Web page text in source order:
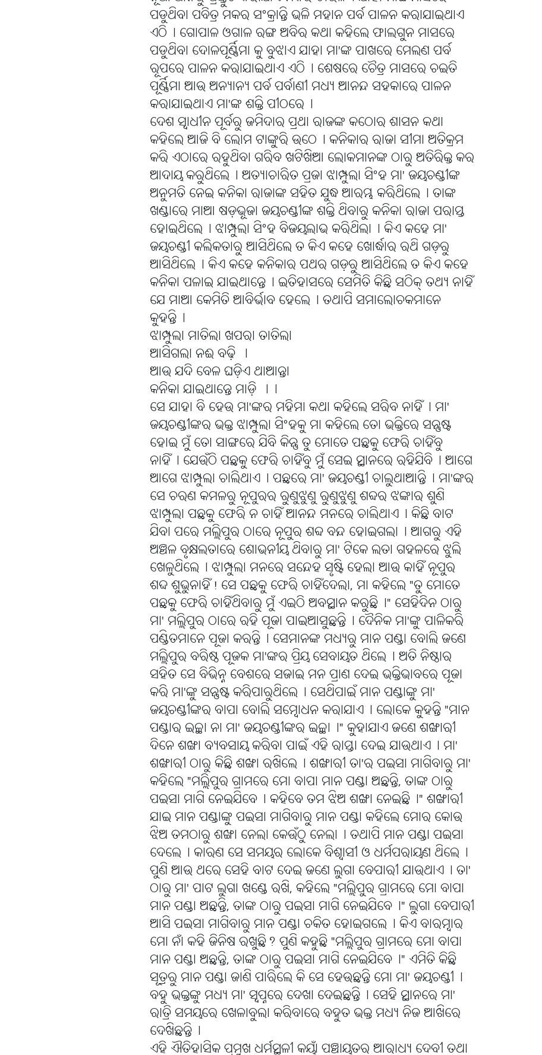
ପଡୁଥିବା ପବିତ୍ର ମକର ସଂକ୍ରାନ୍ତି ଭଳି ମହାନ ପର୍ବ ପାଳନ କରାଯାଇଥାଏ
ଏଠି୤ ଗୋପାଳ ଓଗାଳ ରଙ୍ଗ ଅବିର କଥା କହିଲେ ଫାଲଗୁନ ମାସରେ
ପଡୁଥିବା ଦୋଳପୂର୍ଣ୍ଣିମା କୁ ବୁଝାଏ ଯାହା ମା'ଙ୍କ ପାଖରେ ମେଲଣ ପର୍ବ
ରୂପରେ ପାଳନ କରାଯାଇଥାଏ ଏଠି୤ ଶେଷରେ ଚୈତ୍ର ମାସରେ ଚଇତି
ପୂର୍ଣ୍ଣିମା ଆଉ ଅନ୍ୟାନ୍ୟ ପର୍ବ ପର୍ବାଣୀ ମଧ୍ୟ ଆନନ୍ଦ ସହକାରେ ପାଳନ
କରାଯାଇଥାଏ ମା'ଙ୍କ ଶକ୍ତି ପୀଠରେ୤
ଦେଶ ସ୍ୱାଧୀନ ପୂର୍ବରୁ ଜମିଦାର ପ୍ରଥା ରାଜଙ୍କ କଠୋର ଶାସନ କଥା
କହିଲେ ଆଜି ବି ଲୋମ ଟାଙ୍କୁରି ଉଠେ୤ କନିକାର ରାଜା ସୀମା ଅତିକ୍ରମ
କରି ଏଠାରେ ରହୁଥିବା ଗରିବ ଖଟିଖିଆ ଲୋକମାନଙ୍କ ଠାରୁ ଅତିରିକ୍ତ କର
ଆଦାୟ କରୁଥିଲେ୤ ଅତ୍ୟାଚାରିତ ପ୍ରଜା ଝାମ୍ପୁଲା ସିଂହ ମା' ଜୟଚଣ୍ଡୀଙ୍କ
ଅନୁମତି ନେଇ କନିକା ରାଜାଙ୍କ ସହିତ ଯୁଦ୍ଧ ଆରମ୍ଭ କରିଥିଲେ୤ ତାଙ୍କ
ଖଣ୍ଡାରେ ମାଆ ଷଡ଼ଭୂଜା ଜୟଚଣ୍ଡୀଙ୍କ ଶକ୍ତି ଥିବାରୁ କନିକା ରାଜା ପରାସ୍ତ
ହୋଇଥିଲେ୤ ଝାମ୍ପୁଲା ସିଂହ ବିଜୟଲାଭ କରିଥିଲା୤ କିଏ କହେ ମା'
ଜୟଚଣ୍ଡୀ କଲିକତାରୁ ଆସିଥିଲେ ତ କିଏ କହେ ଖୋର୍ଦ୍ଧାର ରଥି ଗଡ଼ରୁ
ଆସିଥିଲେ୤ କିଏ କହେ କନିକାର ପଥର ଗଡ଼ରୁ ଆସିଥିଲେ ତ କିଏ କହେ
କନିକା ପଳାଇ ଯାଇଥାନ୍ତେ୤ ଇତିହାସରେ ସେମିତି କିଛି ସଠିକ୍ ତଥ୍ୟ ନାହିଁ
ଯେ ମାଆ କେମିତି ଆବିର୍ଭାବ ହେଲେ୤ ତଥାପି ସମାଲୋଚକମାନେ
କୁହନ୍ତି୤
ଝାମ୍ପୁଲା ମାତିଲା ଖପରା ତାତିଲା
ଆସିଗଲା ନଈ ବଢ଼ି ।
ଆଉ ଯଦି ବେଳ ଘଡ଼ିଏ ଥାଆନ୍ତା
କନିକା ଯାଇଥାନ୍ତେ ମାଡ଼ି ।।
ସେ ଯାହା ବି ହେଉ ମା'ଙ୍କର ମହିମା କଥା କହିଲେ ସରିବ ନାହିଁ୤ ମା'
ଜୟଚଣ୍ଡୀଙ୍କର ଭକ୍ତ ଝାମ୍ପୁଲା ସିଂହକୁ ମା କହିଲେ ତୋ ଭକ୍ତିରେ ସନ୍ତୁଷ୍ଟ
ହୋଇ ମୁଁ ତୋ ସାଙ୍ଗରେ ଯିବି କିନ୍ତୁ ତୁ ମୋତେ ପଛକୁ ଫେରି ଚାହିଁବୁ
ନାହିଁ୤ ଯେଉଁଠି ପଛକୁ ଫେରି ଚାହିଁବୁ ମୁଁ ସେଇ ସ୍ଥାନରେ ରହିଯିବି୤ ଆଗେ
ଆଗେ ଝାମ୍ପୁଲା ଚାଲିଥାଏ୤ ପଛରେ ମା' ଜୟଚଣ୍ଡୀ ଚାଲୁଥାଆନ୍ତି୤ ମା'ଙ୍କର
ସେ ଚରଣ କମଳରୁ ନୂପୁରର ରୁଣୁଝୁଣୁ ରୁଣୁଝୁଣୁ ଶବ୍ଦର ଝଙ୍କାର ଶୁଣି
ଝାମ୍ପୁଲା ପଛକୁ ଫେରି ନ ଚାହିଁ ଆନନ୍ଦ ମନରେ ଚାଲିଥାଏ୤ କିଛି ବାଟ
ଯିବା ପରେ ମଲ୍ଲିପୁର ଠାରେ ନୂପୁର ଶବ୍ଦ ବନ୍ଦ ହୋଇଗଲା୤ ଆଗରୁ ଏହି
ଅଞ୍ଚଳ ବୃକ୍ଷଲତାରେ ଶୋଭନୀୟ ଥିବାରୁ ମା' ଟିକେ ଲତା ଗହଳରେ ଝୁଲି
ଖେଳୁଥିଲେ୤ ଝାମ୍ପୁଲା ମନରେ ସନ୍ଦେହ ସୃଷ୍ଟି ହେଲା ଆଉ କାହିଁ ନୂପୁର
ଶଦ୍ଦ ଶୁଭୁନାହିଁ! ସେ ପଛକୁ ଫେରି ଚାହିଁଦେଲା, ମା କହିଲେ "ତୁ ମୋତେ
ପଛକୁ ଫେରି ଚାହିଁଥିବାରୁ ମୁଁ ଏଇଠି ଅବସ୍ଥାନ କରୁଛି୤" ସେହିଦିନ ଠାରୁ
ମା' ମଲ୍ଲିପୁର ଠାରେ ରହି ପୂଜା ପାଇଆସୁଛନ୍ତି୤ ଦୈନିକ ମା'ଙ୍କୁ ପାଳିକରି
ପଣ୍ଡିତମାନେ ପୂଜା କରନ୍ତି୤ ସେମାନଙ୍କ ମଧ୍ୟରୁ ମାନ ପଣ୍ଡା ବୋଲି ଜଣେ
ମଲ୍ଲିପୁର ବରିଷ୍ଠ ପୂଜକ ମା'ଙ୍କର ପ୍ରିୟ ସେବାୟତ ଥିଲେ୤ ଅତି ନିଷ୍ଠାର
ସହିତ ସେ ବିଭିନ୍ନ ବେଶରେ ସଜାଇ ମନ ପ୍ରାଣ ଦେଇ ଭକ୍ତିଭାବରେ ପୂଜା
କରି ମା'ଙ୍କୁ ସନ୍ତୁଷ୍ଟ କରିପାରୁଥିଲେ୤ ସେଥିପାଇଁ ମାନ ପଣ୍ଡାଙ୍କୁ ମା'
ଜୟଚଣ୍ଡୀଙ୍କର ବାପା ବୋଲି ସମ୍ବୋଧନ କରାଯାଏ୤ ଲୋକେ କୁହନ୍ତି "ମାନ
ପଣ୍ଡାର ଇଚ୍ଛା ନା ମା' ଜୟଚଣ୍ଡୀଙ୍କର ଇଚ୍ଛା୤" କୁହାଯାଏ ଜଣେ ଶଙ୍ଖାରୀ
ଦିନେ ଶଙ୍ଖା ବ୍ୟବସାୟ କରିବା ପାଇଁ ଏହି ରାସ୍ତା ଦେଇ ଯାଉଥାଏ୤ ମା'
ଶଙ୍ଖାରୀ ଠାରୁ କିଛି ଶଙ୍ଖା ରଖିଲେ୤ ଶଙ୍ଖାରୀ ତା'ର ପଇସା ମାଗିବାରୁ ମା'
କହିଲେ "ମଲ୍ଲିପୁର ଗ୍ରାମରେ ମୋ ବାପା ମାନ ପଣ୍ଡା ଅଛନ୍ତି, ତାଙ୍କ ଠାରୁ
ପଇସା ମାଗି ନେଇଯିବେ୤ କହିବେ ତମ ଝିଅ ଶଙ୍ଖା ନେଇଛି୤" ଶଙ୍ଖାରୀ
ଯାଇ ମାନ ପଣ୍ଡାଙ୍କୁ ପଇସା ମାଗିବାରୁ ମାନ ପଣ୍ଡା କହିଲେ ମୋର କୋଉ
ଝିଅ ତମଠାରୁ ଶଙ୍ଖା ନେଲା କେଉଁଠୁ ନେଲା୤ ତଥାପି ମାନ ପଣ୍ଡା ପଇସା
ଦେଲେ୤ କାରଣ ସେ ସମୟର ଲୋକେ ବିଶ୍ୱାସୀ ଓ ଧର୍ମପରାୟଣ ଥିଲେ୤
ପୁଣି ଆଉ ଥରେ ସେହି ବାଟ ଦେଇ ଜଣେ ଲୁଗା ବେପାରୀ ଯାଉଥାଏ୤ ତା'
ଠାରୁ ମା' ପାଟ ଲୁଗା ଖଣ୍ଡେ ରଖି, କହିଲେ "ମଲ୍ଲିପୁର ଗ୍ରାମରେ ମୋ ବାପା
ମାନ ପଣ୍ଡା ଅଛନ୍ତି, ତାଙ୍କ ଠାରୁ ପଇସା ମାଗି ନେଇଯିବେ୤" ଲୁଗା ବେପାରୀ
ଆସି ପଇସା ମାଗିବାରୁ ମାନ ପଣ୍ଡା ଚକିତ ହୋଇଗଲେ୤ କିଏ ବାରମ୍ବାର
ମୋ ନାଁ କହି ଜିନିଷ ରଖୁଛି? ପୁଣି କହୁଛି "ମଲ୍ଲିପୁର ଗ୍ରାମରେ ମୋ ବାପା
ମାନ ପଣ୍ଡା ଅଛନ୍ତି, ତାଙ୍କ ଠାରୁ ପଇସା ମାଗି ନେଇଯିବେ୤" ଏମିତି କିଛି
ସୂତ୍ରରୁ ମାନ ପଣ୍ଡା ଜାଣି ପାରିଲେ କି ସେ ହେଉଛନ୍ତି ମୋ ମା' ଜୟଚଣ୍ଡୀ୤
ବହୁ ଭକ୍ତଙ୍କୁ ମଧ୍ୟ ମା' ସ୍ୱପ୍ନରେ ଦେଖା ଦେଇଛନ୍ତି୤ ସେହି ସ୍ଥାନରେ ମା'
ରାତ୍ରି ସମୟରେ ଖେଳାବୁଲା କରିବାରେ ବହୁତ ଭକ୍ତ ମଧ୍ୟ ନିଜ ଆଖିରେ
ଦେଖିଛନ୍ତି୤
ଏହି ଐତିହାସିକ ପ୍ରମୁଖ ଧର୍ମସ୍ଥଳୀ କୟାଁ ପଞ୍ଚାୟତର ଆରାଧ୍ୟ ଦେବୀ ତଥା